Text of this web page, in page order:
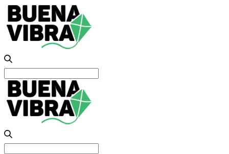
Search
for:
Search